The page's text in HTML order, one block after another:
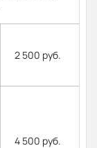
2 500 руб.
4 500 руб.